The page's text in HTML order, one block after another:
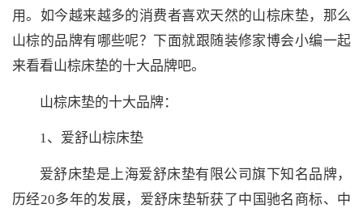
用。如今越来越多的消费者喜欢天然的山棕床垫，那么
山棕的品牌有哪些呢？下面就跟随装修家博会小编一起
来看看山棕床垫的十大品牌吧。
山棕床垫的十大品牌：
1、爱舒山棕床垫
爱舒床垫是上海爱舒床垫有限公司旗下知名品牌，
历经20多年的发展，爱舒床垫斩获了中国驰名商标、中